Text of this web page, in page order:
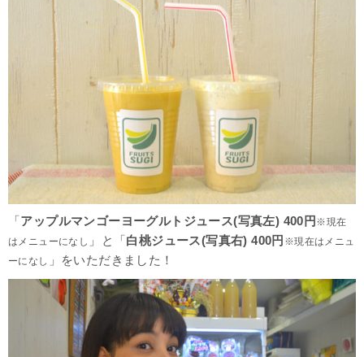
「 アップルマンゴーヨーグルトジュース(写真左) 400円 ※現在
はメニューになし 」と「 白桃ジュース(写真右) 400円 ※現在はメニュ
ーになし 」をいただきました！